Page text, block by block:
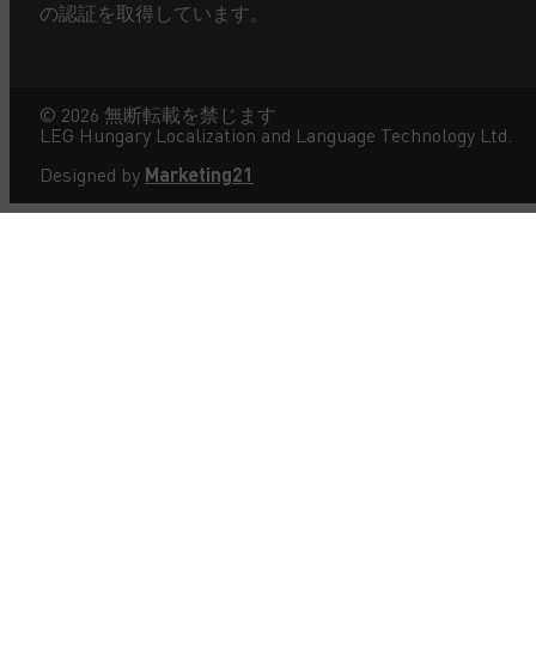
の認証を取得しています。
© 2026 無断転載を禁じます
LEG Hungary Localization and Language Technology Ltd.
Designed by Marketing21